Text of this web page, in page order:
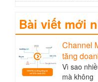
Bài viết mới
Channel
tăng
Vì sao
mà không